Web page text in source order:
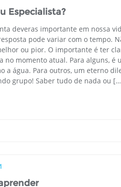
Especialista?
deveras importante em nossa
pode variar com o tempo.
ou pior. O importante é ter
no momento atual. Para alguns, é
a água. Para outros, um eterno
grupo! Saber tudo de nada ou